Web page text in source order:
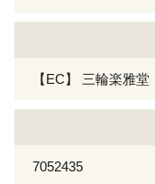
【EC】 三輪楽雅堂
7052435